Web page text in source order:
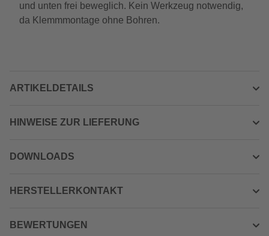
und unten frei beweglich. Kein Werkzeug notwendig,
da Klemmmontage ohne Bohren.
ARTIKELDETAILS
HINWEISE ZUR LIEFERUNG
DOWNLOADS
HERSTELLERKONTAKT
BEWERTUNGEN